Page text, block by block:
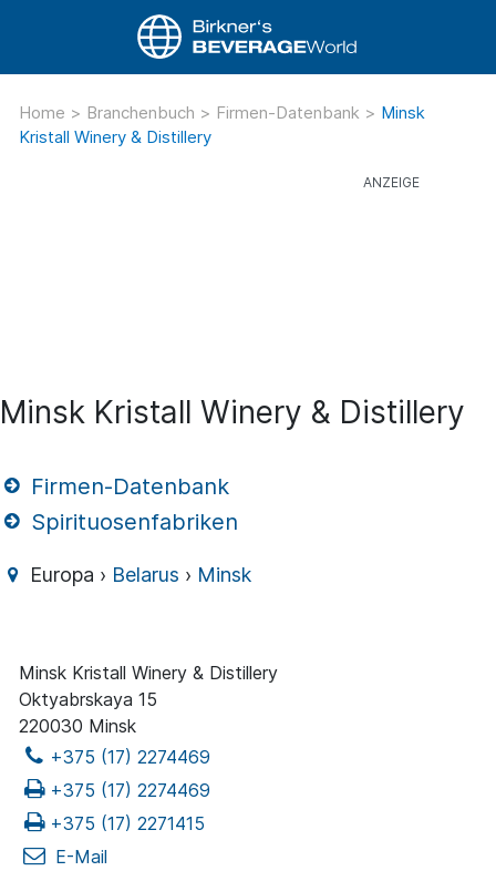
Home > Branchenbuch > Firmen-Datenbank > Minsk
Kristall Winery & Distillery
Minsk Kristall Winery & Distillery
Firmen-Datenbank
Spirituosenfabriken
Europa › Belarus › Minsk
Minsk Kristall Winery & Distillery
Oktyabrskaya 15
220030 Minsk
+375 (17) 2274469
+375 (17) 2274469
+375 (17) 2271415
E-Mail